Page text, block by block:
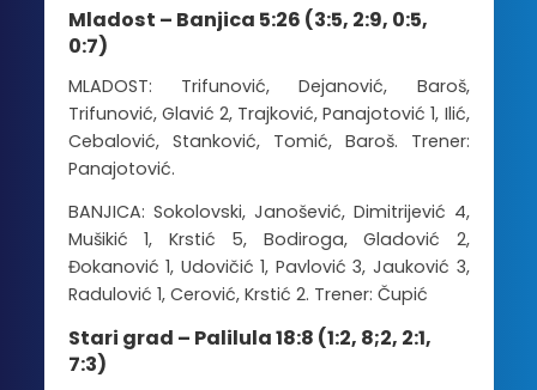
Mladost – Banjica 5:26 (3:5, 2:9, 0:5,
0:7)
MLADOST: Trifunović, Dejanović, Baroš,
Trifunović, Glavić 2, Trajković, Panajotović 1, Ilić,
Cebalović, Stanković, Tomić, Baroš. Trener:
Panajotović.
BANJICA: Sokolovski, Janošević, Dimitrijević 4,
Mušikić 1, Krstić 5, Bodiroga, Gladović 2,
Đokanović 1, Udovičić 1, Pavlović 3, Jauković 3,
Radulović 1, Cerović, Krstić 2. Trener: Čupić
Stari grad – Palilula 18:8 (1:2, 8;2, 2:1,
7:3)